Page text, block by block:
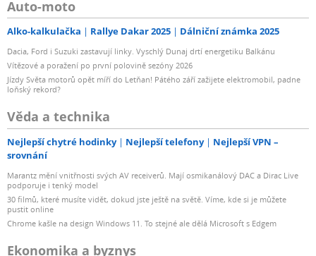
Auto-moto
Alko-kalkulačka Rallye Dakar 2025 Dálniční známka 2025
Dacia, Ford i Suzuki zastavují linky. Vyschlý Dunaj drtí energetiku Balkánu
Vítězové a poražení po první polovině sezóny 2026
Jízdy Světa motorů opět míří do Letňan! Pátého září zažijete elektromobil, padne
loňský rekord?
Věda a technika
Nejlepší chytré hodinky Nejlepší telefony
Nejlepší VPN –
srovnání
Marantz mění vnitřnosti svých AV receiverů. Mají osmikanálový DAC a Dirac Live
podporuje i tenký model
30 filmů, které musíte vidět, dokud jste ještě na světě. Víme, kde si je můžete
pustit online
Chrome kašle na design Windows 11. To stejné ale dělá Microsoft s Edgem
Ekonomika a byznys